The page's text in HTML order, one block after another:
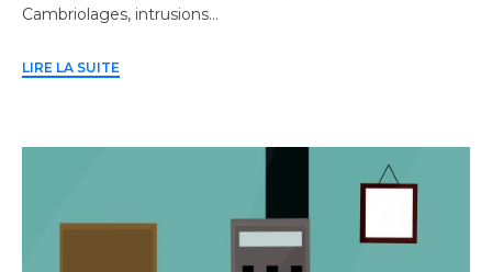
Cambriolages, intrusions…
LIRE LA SUITE